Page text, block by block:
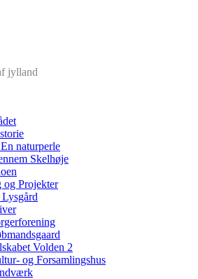
jylland
naturperle
Skelhøje
Projekter
Volden 2
og Forsamlingshus